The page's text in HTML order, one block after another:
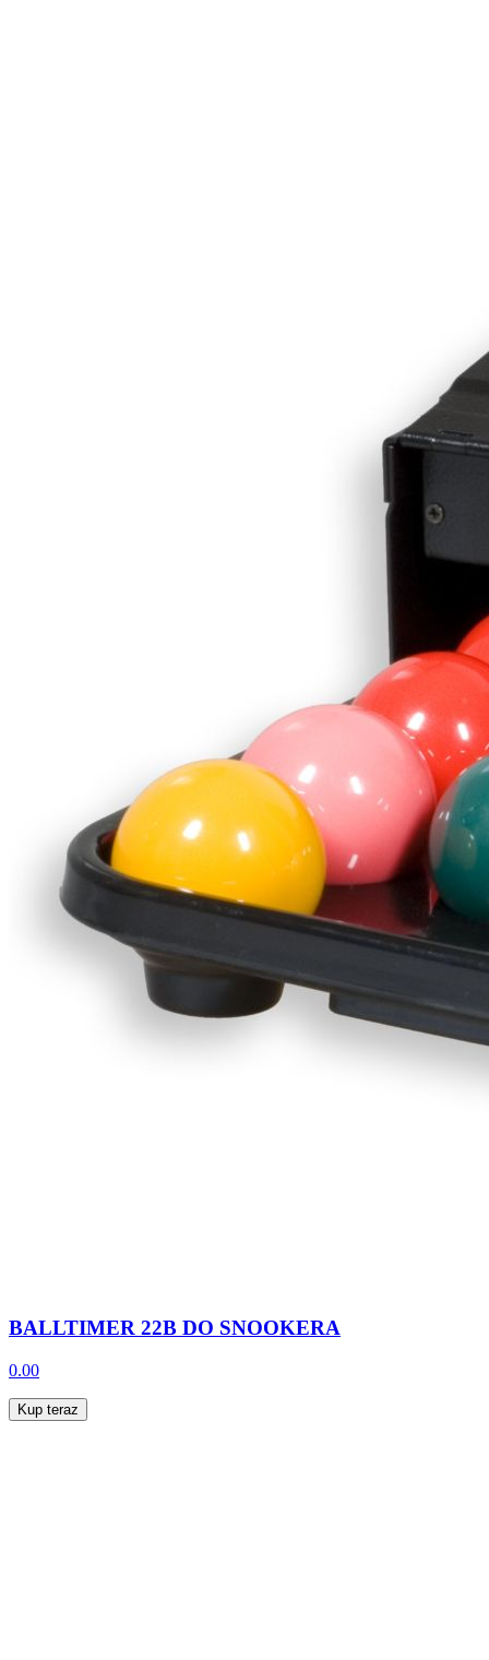
BALLTIMER 22B DO SNOOKERA
0.00
Kup teraz